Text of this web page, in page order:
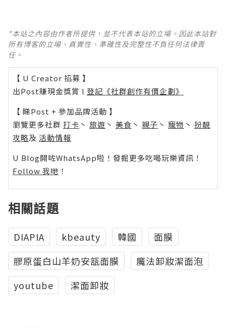
*本站之內容由作者所提供，並不代表本站的立場。因此本站對
所有博客的立場、真實性、準確性及完整性不負任何法律責
任。
【 U Creator 招募 】
出Post賺現金獎賞 l 登記《社群創作有價企劃》
【 睇Post + 參加品牌活動 】
瀏覽更多社群 打卡 丶 旅遊 丶 美食 丶 親子 丶 寵物 丶 扮靚
攻略及 活動情報
U Blog開咗WhatsApp啦！發掘更多吃喝玩樂資訊！
Follow 我哋 ！
相關話題
DIAPIA kbeauty 韓國
面膜
膠原蛋白山羊奶安瓿面膜
魔法卸妝潔面泡
youtube
潔面卸妝